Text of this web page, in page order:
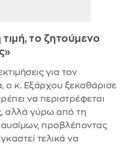
το ζητούμενο
για τον
ο κ. Εξάρχου ξεκαθάρισε
να περιστρέφεται
αλλά γύρω από τη
προβλέποντας
τελικά να